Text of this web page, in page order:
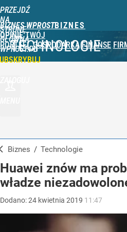
PRZEJDŹ
NA
STRONĘ
GŁÓWNĄ
WPROST.PL
BIZNES WPROST
OPINIE TWÓJ
PORTFEL GOSPODARKA FINANSE
TECHNOLOGIE
Biznes / Technologie
Huawei znów ma
władze
Dodano:24 kwietnia 2019 11:47